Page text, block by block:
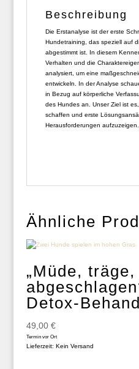
Beschreibung
Die Erstanalyse ist der erste
Hundetraining, das speziell auf
abgestimmt ist. In diesem
Verhalten und die
analysiert, um eine
entwickeln. In der Analyse
in Bezug auf körperliche
des Hundes an. Unser Ziel ist
schaffen und erste
Herausforderungen aufzuzeigen.
Ähnliche
„Müde, träge,
Detox-
49,00 €
Termin vor Ort
Lieferzeit: Kein Versand